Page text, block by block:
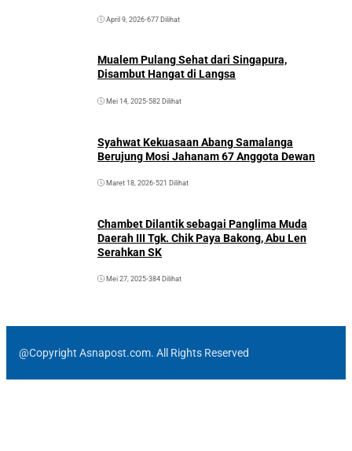
April 9, 2026•677 Dilihat
Mualem Pulang Sehat dari Singapura,
Disambut Hangat di Langsa
Mei 14, 2025•582 Dilihat
Syahwat Kekuasaan Abang Samalanga
Berujung Mosi Jahanam 67 Anggota Dewan
Maret 18, 2026•521 Dilihat
Chambet Dilantik sebagai Panglima Muda
Daerah III Tgk. Chik Paya Bakong, Abu Len
Serahkan SK
Mei 27, 2025•384 Dilihat
@Copyright Asnapost.com. All Rights Reserved